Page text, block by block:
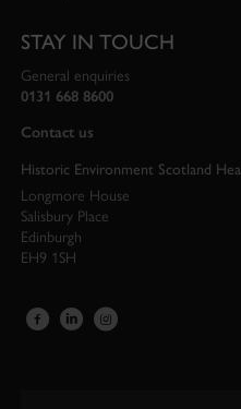
STAY IN TOUCH
General enquiries
0131 668 8600
Contact us
Historic Environment Scotland
Longmore House
Salisbury Place
Edinburgh
EH9 1SH